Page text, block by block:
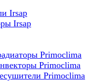
Irsap
Irsap
Primoclima
Primoclima
Primoclima